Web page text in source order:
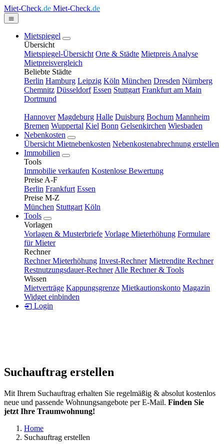
Miet-Check.de Miet-Check.de
Mietspiegel
Übersicht
Mietspiegel-Übersicht Orte & Städte Mietpreis Analyse
Mietpreisvergleich
Beliebte Städte
Berlin Hamburg Leipzig Köln München Dresden Nürnberg
Chemnitz Düsseldorf Essen Stuttgart Frankfurt am Main
Dortmund
Hannover Magdeburg Halle Duisburg Bochum Mannheim
Bremen Wuppertal Kiel Bonn Gelsenkirchen Wiesbaden
Nebenkosten
Übersicht Mietnebenkosten Nebenkostenabrechnung erstellen
Immobilien
Tools
Immobilie verkaufen Kostenlose Bewertung
Preise A-F
Berlin Frankfurt Essen
Preise M-Z
München Stuttgart Köln
Tools
Vorlagen
Vorlagen & Musterbriefe Vorlage Mieterhöhung Formulare
für Mieter
Rechner
Rechner Mieterhöhung Invest-Rechner Mietrendite Rechner
Restnutzungsdauer-Rechner Alle Rechner & Tools
Wissen
Mietverträge Kappungsgrenze Mietkautionskonto Magazin
Widget einbinden
Login
Suchauftrag erstellen
Mit Ihrem Suchauftrag erhalten Sie regelmäßig & absolut kostenlos
neue und passende Wohnungsangebote per E-Mail. Finden Sie
jetzt Ihre Traumwohnung!
Home
Suchauftrag erstellen